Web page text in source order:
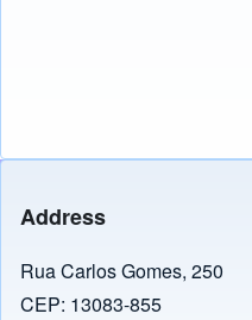
Address
Rua Carlos Gomes, 250
CEP: 13083-855